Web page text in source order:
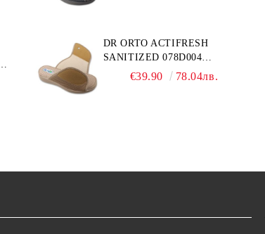
DR ORTO ACTIFRESH
SANITIZED 078D004
ОРТОПЕДИЧНИ ДАМСКИ
€39.90 78.04лв.